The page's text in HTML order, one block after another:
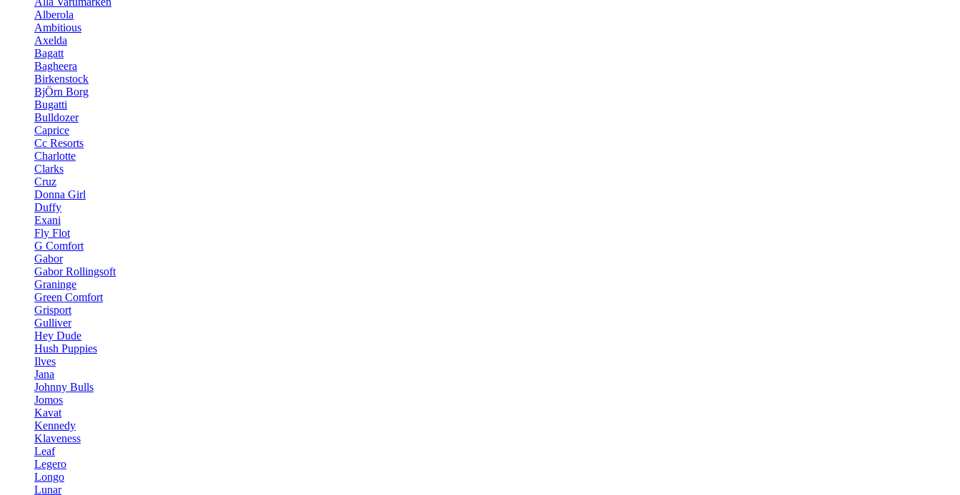
Alberola
Ambitious
Axelda
Bagatt
Bagheera
Birkenstock
BjÖrn Borg
Bugatti
Bulldozer
Caprice
Cc Resorts
Charlotte
Clarks
Cruz
Donna Girl
Duffy
Exani
Fly Flot
G Comfort
Gabor
Gabor Rollingsoft
Graninge
Green Comfort
Grisport
Gulliver
Hey Dude
Hush Puppies
Ilves
Jana
Johnny Bulls
Jomos
Kavat
Kennedy
Klaveness
Leaf
Legero
Longo
Lunar